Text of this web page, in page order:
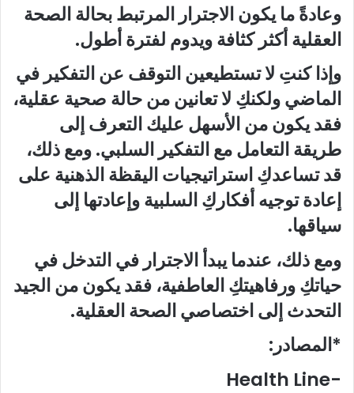
وعادةً ما يكون الاجترار المرتبط بحالة الصحة
العقلية أكثر كثافة ويدوم لفترة أطول.
وإذا كنتِ لا تستطيعين التوقف عن التفكير في
الماضي ولكنكِ لا تعانين من حالة صحية عقلية،
فقد يكون من الأسهل عليك التعرف إلى
طريقة التعامل مع التفكير السلبي. ومع ذلك،
قد تساعدكِ استراتيجيات اليقظة الذهنية على
إعادة توجيه أفكاركِ السلبية وإعادتها إلى
سياقها.
ومع ذلك، عندما يبدأ الاجترار في التدخل في
حياتكِ ورفاهيتكِ العاطفية، فقد يكون من الجيد
التحدث إلى اختصاصي الصحة العقلية.
*المصادر:
-Health Line